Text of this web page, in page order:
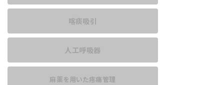
喀痰吸引
人工呼吸器
麻薬を用いた疼痛管理